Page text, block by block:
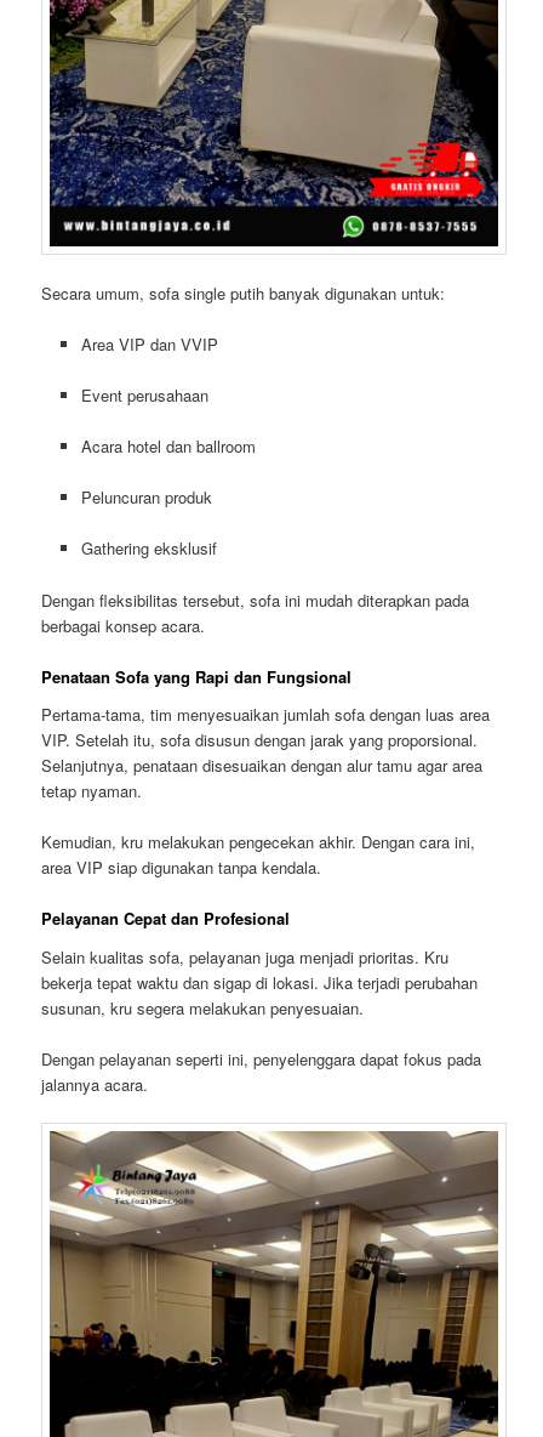
Secara umum, sofa single putih banyak digunakan untuk:
Area VIP dan VVIP
Event perusahaan
Acara hotel dan ballroom
Peluncuran produk
Gathering eksklusif
Dengan fleksibilitas tersebut, sofa ini mudah diterapkan pada
berbagai konsep acara.
Penataan Sofa yang Rapi dan Fungsional
Pertama-tama, tim menyesuaikan jumlah sofa dengan luas area
VIP. Setelah itu, sofa disusun dengan jarak yang proporsional.
Selanjutnya, penataan disesuaikan dengan alur tamu agar area
tetap nyaman.
Kemudian, kru melakukan pengecekan akhir. Dengan cara ini,
area VIP siap digunakan tanpa kendala.
Pelayanan Cepat dan Profesional
Selain kualitas sofa, pelayanan juga menjadi prioritas. Kru
bekerja tepat waktu dan sigap di lokasi. Jika terjadi perubahan
susunan, kru segera melakukan penyesuaian.
Dengan pelayanan seperti ini, penyelenggara dapat fokus pada
jalannya acara.